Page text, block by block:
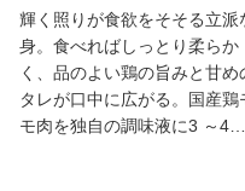
輝く照りが食欲をそそる立派
身。食べればしっとり柔らか
く、品のよい鶏の旨みと甘め
タレが口中に広がる。国産鶏
モ肉を独自の調味液に3 ～4日